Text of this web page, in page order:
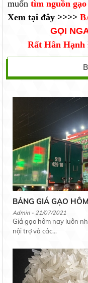
muốntìm nguồn
Xem tại đây >>>>
GỌI
Rất Hân
BẢNG GIÁ GẠO
Admin - 21/07/2021
Giá gạo hôm nay luôn
nội trợ và các...